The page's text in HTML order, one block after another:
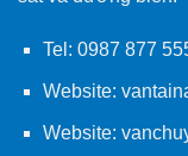
Tel: 0987 877
Website:
Website: